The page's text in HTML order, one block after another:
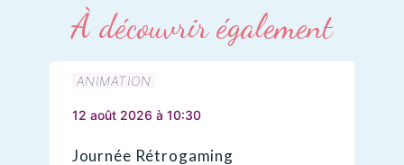
À découvrir également
ANIMATION
12 août 2026 à 10:30
Journée Rétrogaming